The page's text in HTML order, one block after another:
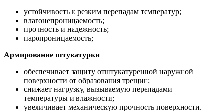
устойчивость к резким перепадам температур;
влагонепроницаемость;
прочность и надежность;
паропроницаемость;
Армирование штукатурки
обеспечивает защиту отштукатуренной наружной
поверхности от образования трещин;
снижает нагрузку, вызываемую перепадами
температуры и влажности;
увеличивает механическую прочность поверхности.